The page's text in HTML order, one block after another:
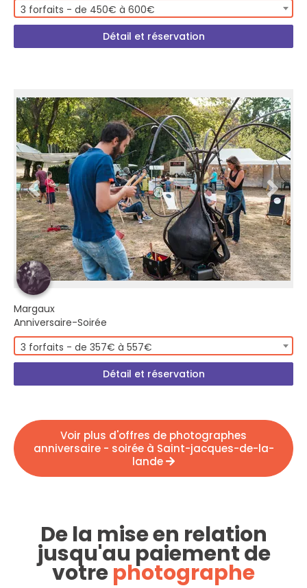
3 forfaits - de 450€ à 600€
Détail et réservation
Margaux
Anniversaire-Soirée
3 forfaits - de 357€ à 557€
Détail et réservation
Voir plus d'offres de photographes
anniversaire - soirée à Saint-jacques-de-la-
lande
De la mise en relation
jusqu'au paiement de
votrephotographe